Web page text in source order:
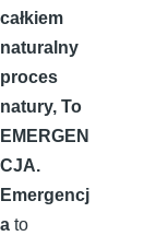
całkiem
naturalny
proces
natury, To
EMERGEN
CJA.
Emergencj
a to